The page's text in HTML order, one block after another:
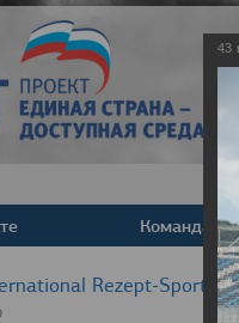
Команда
Rezept-Sport
43